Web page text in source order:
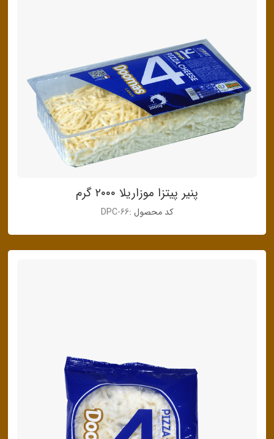
پنیر پیتزا موزاریلا ۲۰۰۰ گرم
کد محصول :DPC-66